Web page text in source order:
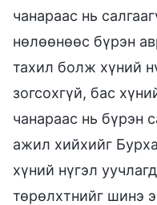
чанараас нь
нөлөөнөөс бүрэн
тахил болж хүний
зогсохгүй, бас
чанараас нь бүрэн
ажил хийхийг
хүний нүгэл
төрөлхтнийг шинэ